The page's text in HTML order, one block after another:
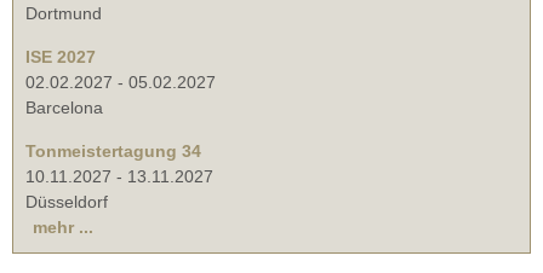
Dortmund
ISE 2027
02.02.2027 - 05.02.2027
Barcelona
Tonmeistertagung 34
10.11.2027 - 13.11.2027
Düsseldorf
mehr ...